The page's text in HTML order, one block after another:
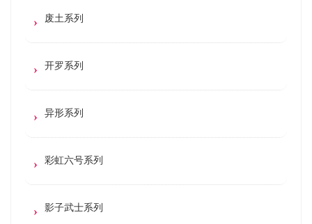
废土系列
开罗系列
异形系列
彩虹六号系列
影子武士系列